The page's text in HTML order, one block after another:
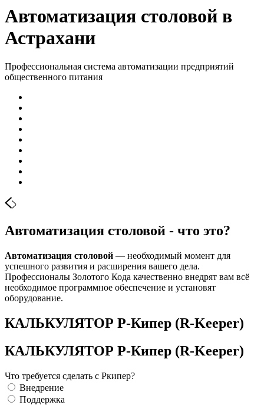
Автоматизация столовой в
Астрахани
Профессиональная система автоматизации предприятий
общественного питания
Автоматизация столовой - что это?
Автоматизация столовой — необходимый момент для
успешного развития и расширения вашего дела.
Профессионалы Золотого Кода качественно внедрят вам всё
необходимое программное обеспечение и установят
оборудование.
КАЛЬКУЛЯТОР Р-Кипер (R-Keeper)
КАЛЬКУЛЯТОР Р-Кипер (R-Keeper)
Что требуется сделать с Ркипер?
Внедрение
Поддержка